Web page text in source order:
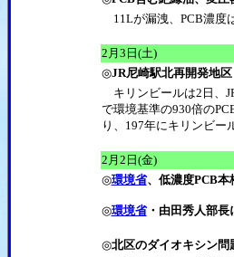
11Lが漏洩、PCB濃度
2月3日(土)
◎JR尼崎駅北再開発地
キリンビールは2日、
で環境基準の930倍の
り、197年にキリンビー
2月2日(金)
◎環境省、低濃度PCB本
◎環境省・由田秀人部長
◎北区のダイオキシン